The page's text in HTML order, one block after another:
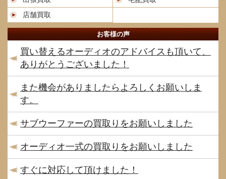
店舗買取
お客様の声
買い替えるオーディオのアドバイスも頂いて、
ありがとうございました！
また機会がありましたらよろしくお願いしま
す。
サブウーファーの買取りをお願いしました
オーディオ一式の買取りをお願いしました
すぐに対応して頂けました！